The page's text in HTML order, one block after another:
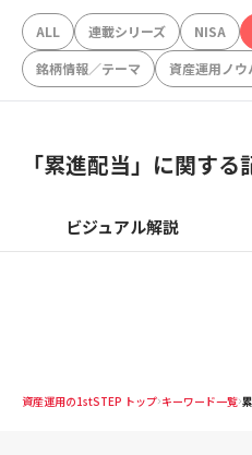
ALL 連載シリーズ NISA
銘柄情報／テーマ
資産運用ノウ
「累進配当」に関する
ビジュアル解説
資産運用の1stSTEP トップ キーワード一覧